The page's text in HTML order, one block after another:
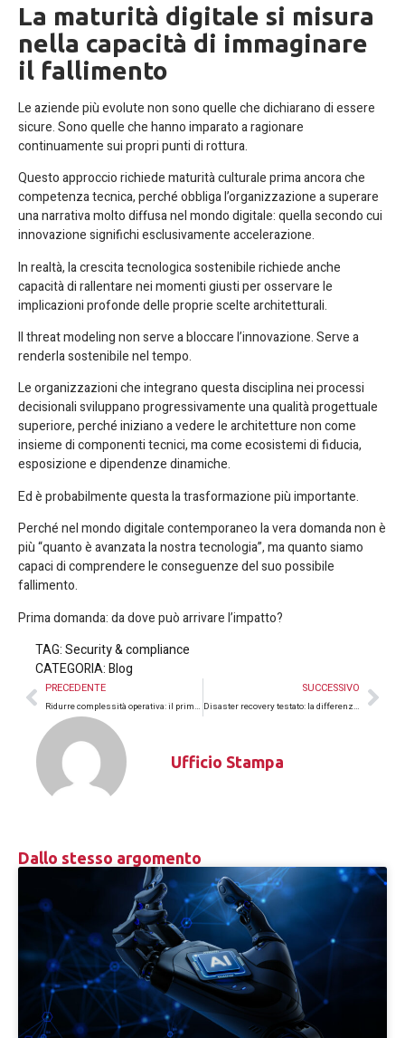
La maturità digitale si misura
nella capacità di immaginare
il fallimento
Le aziende più evolute non sono quelle che dichiarano di essere
sicure. Sono quelle che hanno imparato a ragionare
continuamente sui propri punti di rottura.
Questo approccio richiede maturità culturale prima ancora che
competenza tecnica, perché obbliga l’organizzazione a superare
una narrativa molto diffusa nel mondo digitale: quella secondo cui
innovazione significhi esclusivamente accelerazione.
In realtà, la crescita tecnologica sostenibile richiede anche
capacità di rallentare nei momenti giusti per osservare le
implicazioni profonde delle proprie scelte architetturali.
Il threat modeling non serve a bloccare l’innovazione. Serve a
renderla sostenibile nel tempo.
Le organizzazioni che integrano questa disciplina nei processi
decisionali sviluppano progressivamente una qualità progettuale
superiore, perché iniziano a vedere le architetture non come
insieme di componenti tecnici, ma come ecosistemi di fiducia,
esposizione e dipendenze dinamiche.
Ed è probabilmente questa la trasformazione più importante.
Perché nel mondo digitale contemporaneo la vera domanda non è
più “quanto è avanzata la nostra tecnologia”, ma quanto siamo
capaci di comprendere le conseguenze del suo possibile
fallimento.
Prima domanda: da dove può arrivare l’impatto?
TAG:Security & compliance
CATEGORIA:Blog
PRECEDENTE
Ridurre complessità operativa: il primo investimento di sicurezza
SUCCESSIVO
Disaster recovery testato: la differenza tra teoria e realtà
Ufficio Stampa
Dallo stesso argomento